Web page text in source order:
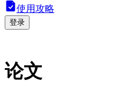
使用攻略
登录
论文